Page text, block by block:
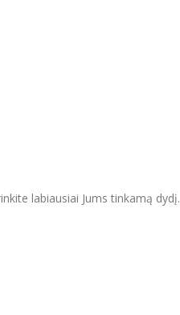
labiausiai Jums tinkamą dydį.